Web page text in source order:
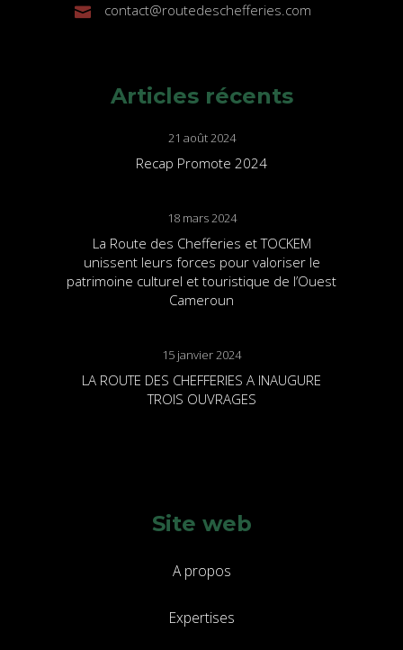
contact@routedeschefferies.com
Articles récents
21 août 2024
Recap Promote 2024
18 mars 2024
La Route des Chefferies et TOCKEM
unissent leurs forces pour valoriser le
patrimoine culturel et touristique de l’Ouest
Cameroun
15 janvier 2024
LA ROUTE DES CHEFFERIES A INAUGURE
TROIS OUVRAGES
Site web
A propos
Expertises